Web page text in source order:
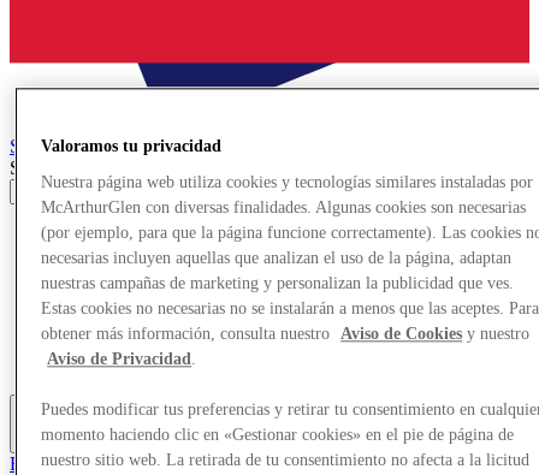
SalzburgDesigner Outlet
Search input
Tiendas
Ofertas
Planifica tu visita
¿Qué pasa?
Comer y beber
Tarjetas regalo
Servicios
Más
El Club
Valoramos tu privacidad
Nuestra página web utiliza cookies y tecnologías similares instaladas por
McArthurGlen con diversas finalidades. Algunas cookies son necesarias
(por ejemplo, para que la página funcione correctamente). Las cookies
necesarias incluyen aquellas que analizan el uso de la página, adaptan
nuestras campañas de marketing y personalizan la publicidad que ves.
Estas cookies no necesarias no se instalarán a menos que las aceptes. Para
obtener más información, consulta nuestro
Aviso de Cookies y nuestro
Aviso de Privacidad.
Puedes modificar tus preferencias y retirar tu consentimiento en
momento haciendo clic en «Gestionar cookies» en el pie de página de
nuestro sitio web. La retirada de tu consentimiento no afecta a la licitud